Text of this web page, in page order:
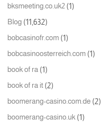
bksmeeting.co.uk2 (1)
Blog (11,632)
bobcasinofr.com (1)
bobcasinoosterreich.com (1)
book of ra (1)
book of ra it (2)
boomerang-casino.com.de (2)
boomerang-casino.uk (1)